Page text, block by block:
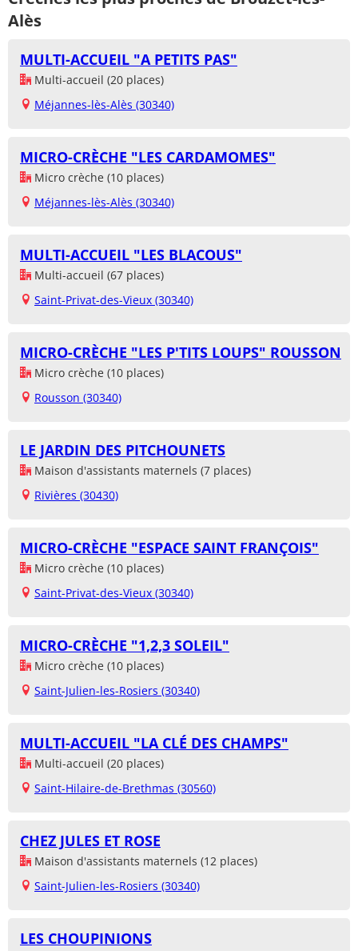
Alès
MULTI-ACCUEIL "A PETITS PAS"
Multi-accueil (20 places)
Méjannes-lès-Alès (30340)
MICRO-CRÈCHE "LES CARDAMOMES"
Micro crèche (10 places)
Méjannes-lès-Alès (30340)
MULTI-ACCUEIL "LES BLACOUS"
Multi-accueil (67 places)
Saint-Privat-des-Vieux (30340)
MICRO-CRÈCHE "LES P'TITS LOUPS" ROUSSON
Micro crèche (10 places)
Rousson (30340)
LE JARDIN DES PITCHOUNETS
Maison d'assistants maternels (7 places)
Rivières (30430)
MICRO-CRÈCHE "ESPACE SAINT FRANÇOIS"
Micro crèche (10 places)
Saint-Privat-des-Vieux (30340)
MICRO-CRÈCHE "1,2,3 SOLEIL"
Micro crèche (10 places)
Saint-Julien-les-Rosiers (30340)
MULTI-ACCUEIL "LA CLÉ DES CHAMPS"
Multi-accueil (20 places)
Saint-Hilaire-de-Brethmas (30560)
CHEZ JULES ET ROSE
Maison d'assistants maternels (12 places)
Saint-Julien-les-Rosiers (30340)
LES CHOUPINIONS